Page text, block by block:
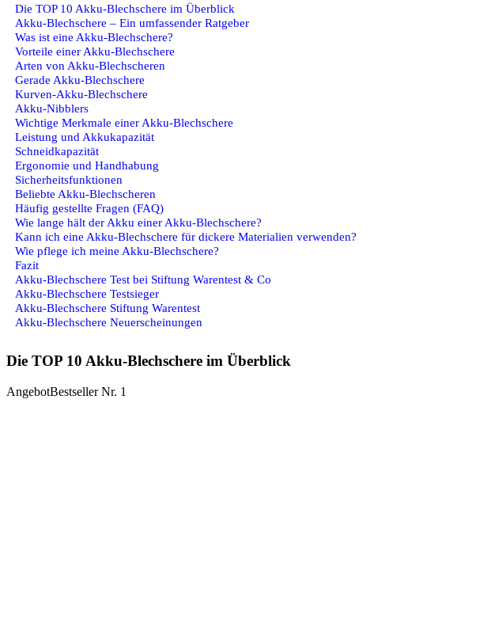
Die TOP 10 Akku-Blechschere im Überblick
Akku-Blechschere – Ein umfassender Ratgeber
Was ist eine Akku-Blechschere?
Vorteile einer Akku-Blechschere
Arten von Akku-Blechscheren
Gerade Akku-Blechschere
Kurven-Akku-Blechschere
Akku-Nibblers
Wichtige Merkmale einer Akku-Blechschere
Leistung und Akkukapazität
Schneidkapazität
Ergonomie und Handhabung
Sicherheitsfunktionen
Beliebte Akku-Blechscheren
Häufig gestellte Fragen (FAQ)
Wie lange hält der Akku einer Akku-Blechschere?
Kann ich eine Akku-Blechschere für dickere Materialien verwenden?
Wie pflege ich meine Akku-Blechschere?
Fazit
Akku-Blechschere Test bei Stiftung Warentest & Co
Akku-Blechschere Testsieger
Akku-Blechschere Stiftung Warentest
Akku-Blechschere Neuerscheinungen
Die TOP 10 Akku-Blechschere im Überblick
AngebotBestseller Nr. 1